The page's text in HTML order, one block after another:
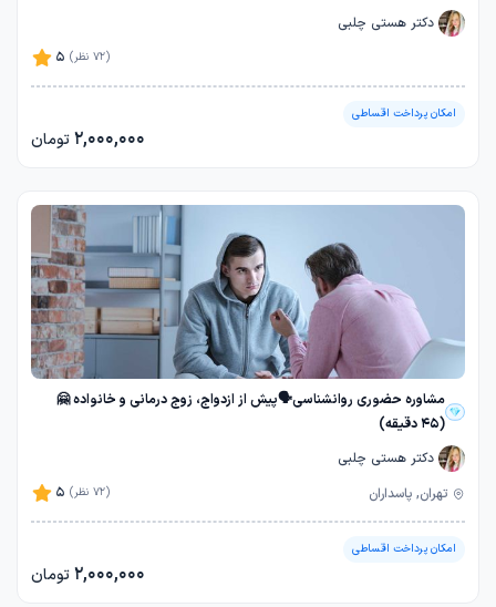
دکتر هستی چلبی
5
(72 نظر)
امکان پرداخت اقساطی
2,000,000تومان
مشاوره حضوری روانشناسی🗣️پیش از ازدواج، زوج درمانی و خانواده 🤗
(45 دقیقه)
دکتر هستی چلبی
5
(72 نظر) تهران, پاسداران
امکان پرداخت اقساطی
2,000,000تومان